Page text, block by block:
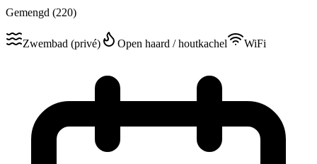
Gemengd (220)
Zwembad (privé) Open haard / houtkachel WiFi